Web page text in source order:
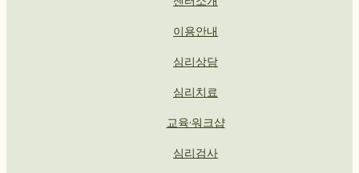
이용안내
심리상담
심리치료
교육·워크샵
심리검사